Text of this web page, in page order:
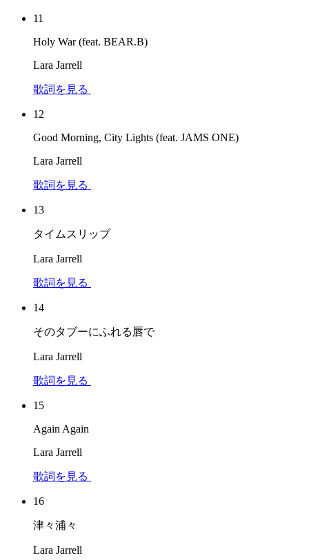
11
Holy War (feat. BEAR.B)
Lara Jarrell
歌詞を見る
12
Good Morning, City Lights (feat. JAMS ONE)
Lara Jarrell
歌詞を見る
13
タイムスリップ
Lara Jarrell
歌詞を見る
14
そのタブーにふれる唇で
Lara Jarrell
歌詞を見る
15
Again Again
Lara Jarrell
歌詞を見る
16
津々浦々
Lara Jarrell